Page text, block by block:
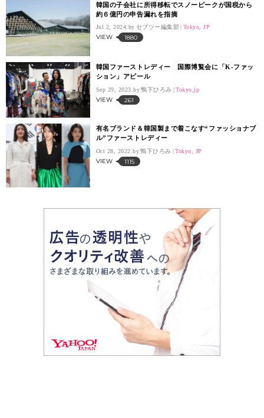
韓国の子会社に所得移転でスノーピークが国税から
約６億円の申告漏れを指摘
Jul 2, 2024. セブツー編集部 Tokyo, JP
VIEW 1880
韓国ファーストレディー 国際博覧会に「K-ファッ
ション」アピール
Sep 29, 2023. 鴨下ひろみ Tokyo,jp
VIEW 261
有名ブランド＆韓国製まで着こなす“ファッショナブ
ル”ファーストレディー
Oct 28, 2022. 鴨下ひろみ Tokyo, JP
VIEW 1115